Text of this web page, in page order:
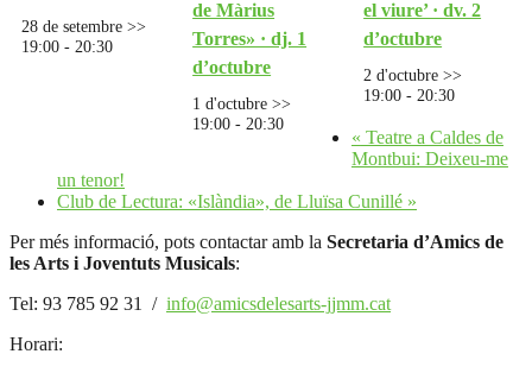
28 de setembre >>
19:00 - 20:30
de Màrius
Torres» · dj. 1
d’octubre
1 d'octubre >>
19:00 - 20:30
el viure’ · dv. 2
d’octubre
2 d'octubre >>
19:00 - 20:30
« Teatre a Caldes de
Montbui: Deixeu-me
un tenor!
Club de Lectura: «Islàndia», de Lluïsa Cunillé »
Per més informació, pots contactar amb la Secretaria d’Amics de
les Arts i Joventuts Musicals:
Tel: 93 785 92 31 / info@amicsdelesarts-jjmm.cat
Horari: